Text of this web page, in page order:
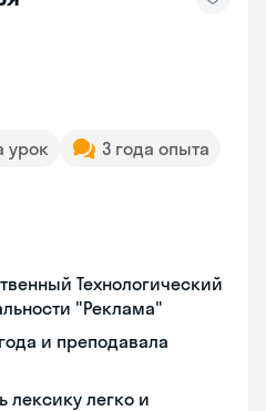
урок
3 года опыта
Технологический
"Реклама"
и преподавала
лексику легко и